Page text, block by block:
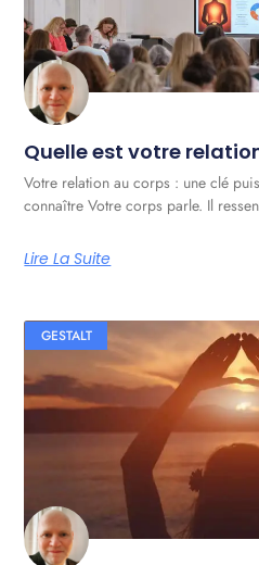
Quelle est votre
Votre relation au corps : une clé
connaître Votre corps parle. Il
Lire La Suite
GESTALT